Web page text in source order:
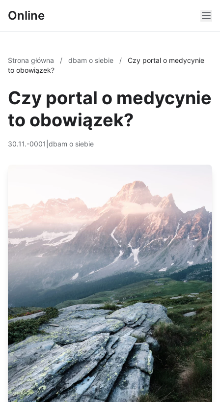
Online
Strona główna / dbam o siebie /
Czy portal o medycynie
to obowiązek?
Czy portal o medycynie
to obowiązek?
30.11.-0001 dbam o siebie